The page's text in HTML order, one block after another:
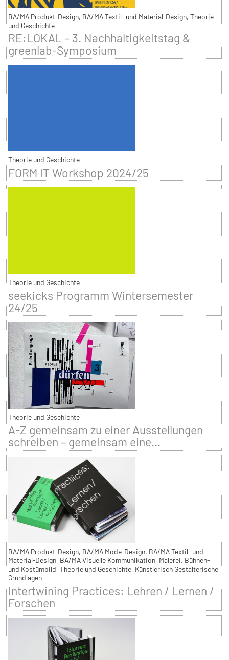
BA/MA Produkt-Design, BA/MA Textil- und Material-Design, Theorie
und Geschichte
RE:LOKAL – 3. Nachhaltigkeitstag &
greenlab-Symposium
Theorie und Geschichte
FORM IT Workshop 2024/25
Theorie und Geschichte
seekicks Programm Wintersemester
24/25
Theorie und Geschichte
A-Z gemeinsam zu einer Ausstellungen
schreiben – gemeinsam eine...
BA/MA Produkt-Design, BA/MA Mode-Design, BA/MA Textil- und
Material-Design, BA/MA Visuelle Kommunikation, Malerei, Bühnen-
und Kostümbild, Theorie und Geschichte, Künstlerisch Gestalterische
Grundlagen
Intertwining Practices: Lehren / Lernen /
Forschen